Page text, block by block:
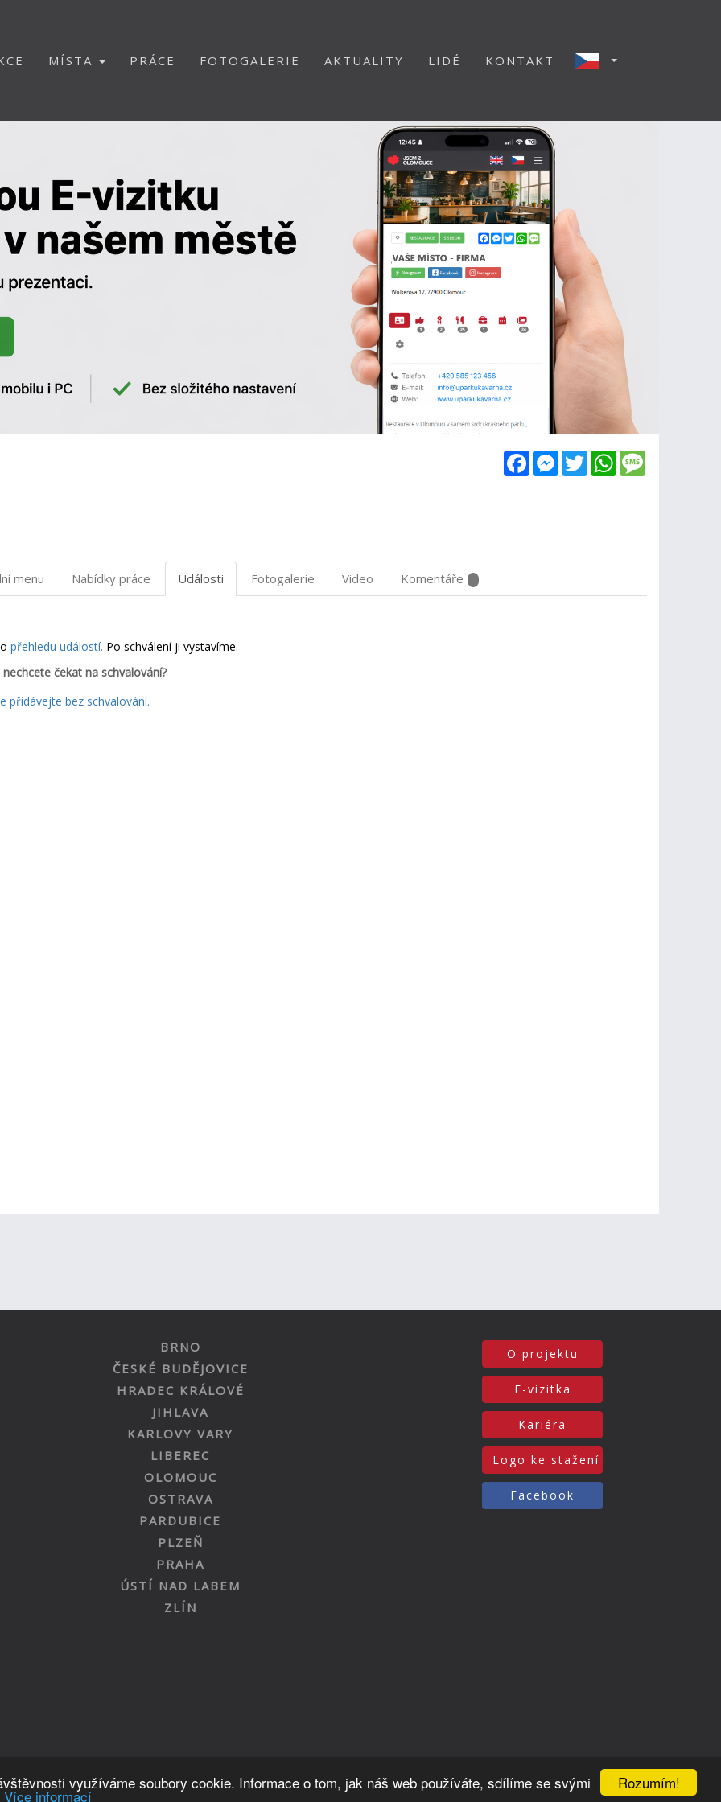
Rozumím!
využíváme soubory cookie. Informace o tom, jak náš web používáte, sdílíme se svými
Více informací
MÍSTA PRÁCE FOTOGALERIE AKTUALITY LIDÉ KONTAKT
FacebookMessenger
TwitterWhatsApp
menu Nabídky práce Události Fotogalerie Video Komentáře
přehledu událostí. Po schválení ji vystavíme.
čekat na schvalování?
přidávejte bez schvalování.
BRNO
ČESKÉ BUDĚJOVICE
HRADEC KRÁLOVÉ
JIHLAVA
KARLOVY VARY
LIBEREC
OLOMOUC
OSTRAVA
PARDUBICE
PLZEŇ
PRAHA
ÚSTÍ NAD LABEM
ZLÍN
O projektu
E-vizitka
Kariéra
Logo ke stažení
Facebook
Nahoru